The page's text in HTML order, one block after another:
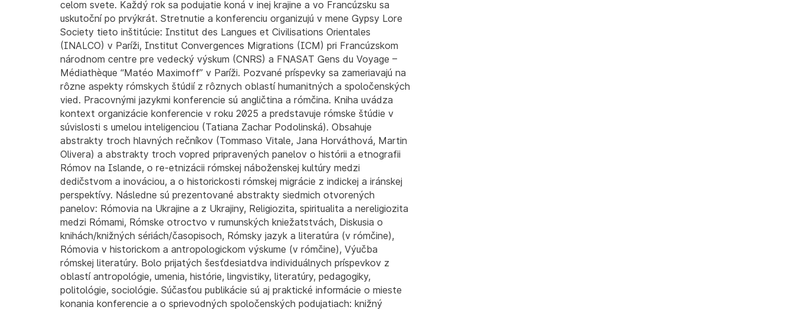
celom svete. Každý rok sa podujatie koná v inej krajine a vo Francúzsku sa
uskutoční po prvýkrát. Stretnutie a konferenciu organizujú v mene Gypsy Lore
Society tieto inštitúcie: Institut des Langues et Civilisations Orientales
(INALCO) v Paríži, Institut Convergences Migrations (ICM) pri Francúzskom
národnom centre pre vedecký výskum (CNRS) a FNASAT Gens du Voyage –
Médiathèque “Matéo Maximoff” v Paríži. Pozvané príspevky sa zameriavajú na
rôzne aspekty rómskych štúdií z rôznych oblastí humanitných a spoločenských
vied. Pracovnými jazykmi konferencie sú angličtina a rómčina. Kniha uvádza
kontext organizácie konferencie v roku 2025 a predstavuje rómske štúdie v
súvislosti s umelou inteligenciou (Tatiana Zachar Podolinská). Obsahuje
abstrakty troch hlavných rečníkov (Tommaso Vitale, Jana Horváthová, Martin
Olivera) a abstrakty troch vopred pripravených panelov o histórii a etnografii
Rómov na Islande, o re-etnizácii rómskej náboženskej kultúry medzi
dedičstvom a inováciou, a o historickosti rómskej migrácie z indickej a iránskej
perspektívy. Následne sú prezentované abstrakty siedmich otvorených
panelov: Rómovia na Ukrajine a z Ukrajiny, Religiozita, spiritualita a nereligiozita
medzi Rómami, Rómske otroctvo v rumunských kniežatstvách, Diskusia o
knihách/knižných sériách/časopisoch, Rómsky jazyk a literatúra (v rómčine),
Rómovia v historickom a antropologickom výskume (v rómčine), Výučba
rómskej literatúry. Bolo prijatých šesťdesiatdva individuálnych príspevkov z
oblastí antropológie, umenia, histórie, lingvistiky, literatúry, pedagogiky,
politológie, sociológie. Súčasťou publikácie sú aj praktické informácie o mieste
konania konferencie a o sprievodných spoločenských podujatiach: knižný